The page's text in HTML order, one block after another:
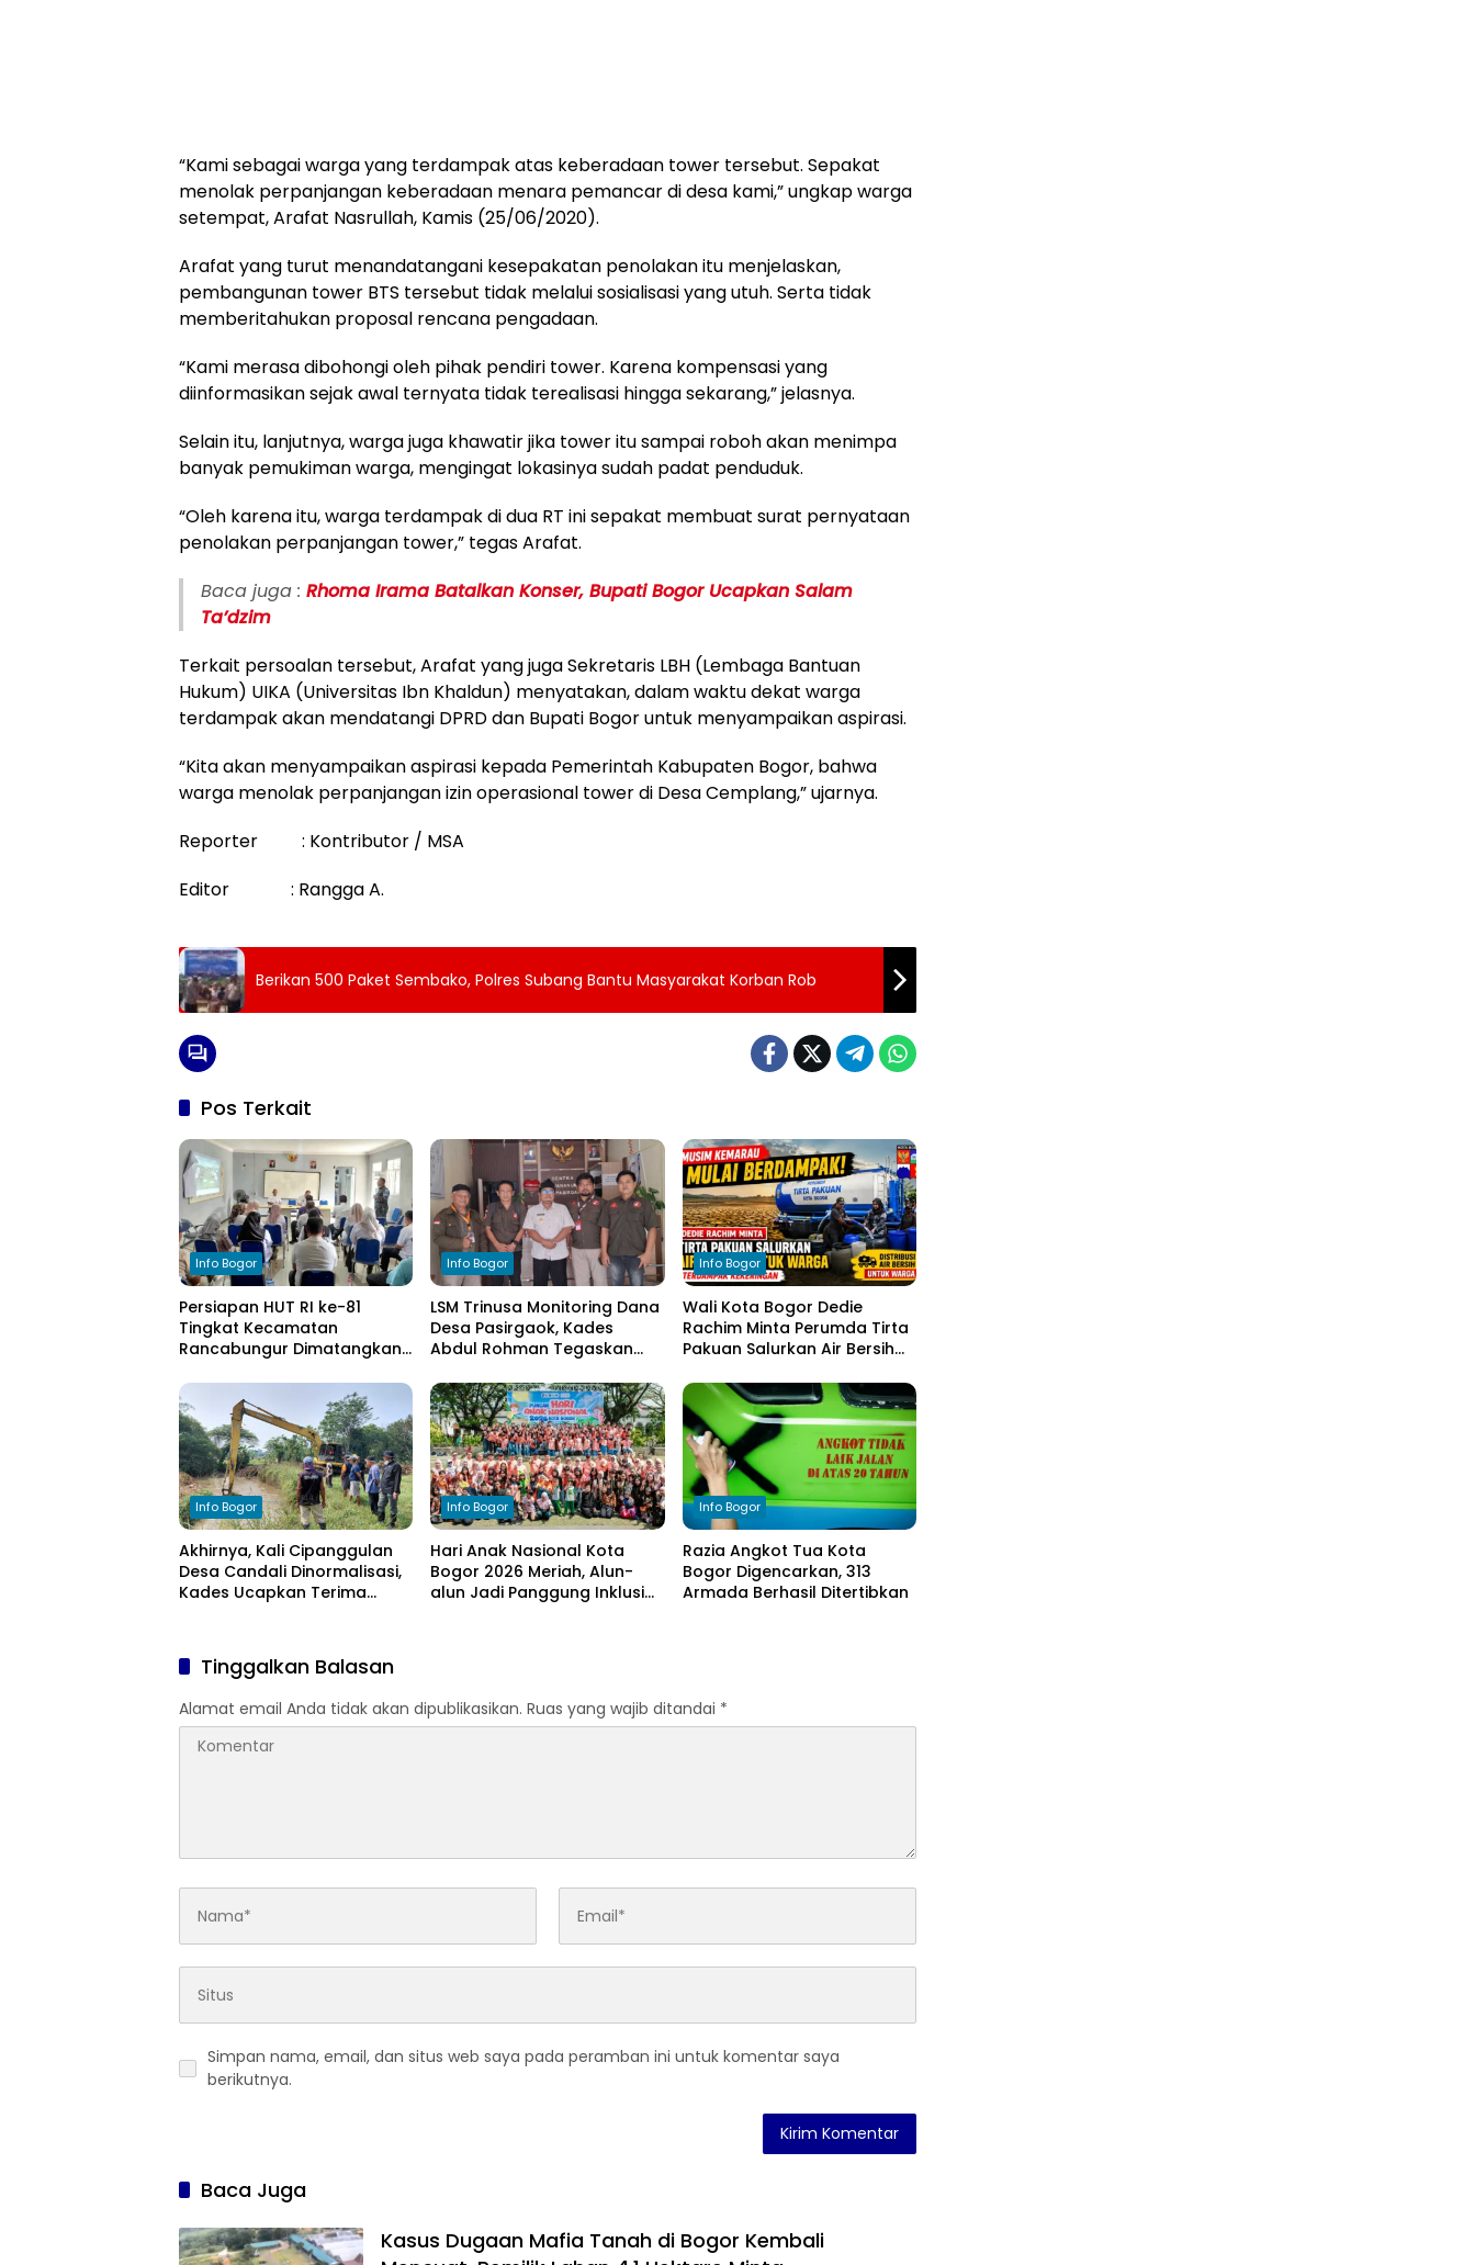
“Kami sebagai warga yang terdampak atas keberadaan tower tersebut. Sepakat
menolak perpanjangan keberadaan menara pemancar di desa kami,” ungkap warga
setempat, Arafat Nasrullah, Kamis (25/06/2020).
Arafat yang turut menandatangani kesepakatan penolakan itu menjelaskan,
pembangunan tower BTS tersebut tidak melalui sosialisasi yang utuh. Serta tidak
memberitahukan proposal rencana pengadaan.
“Kami merasa dibohongi oleh pihak pendiri tower. Karena kompensasi yang
diinformasikan sejak awal ternyata tidak terealisasi hingga sekarang,” jelasnya.
Selain itu, lanjutnya, warga juga khawatir jika tower itu sampai roboh akan menimpa
banyak pemukiman warga, mengingat lokasinya sudah padat penduduk.
“Oleh karena itu, warga terdampak di dua RT ini sepakat membuat surat pernyataan
penolakan perpanjangan tower,” tegas Arafat.
Baca juga : Rhoma Irama Batalkan Konser, Bupati Bogor Ucapkan Salam
Ta’dzim
Terkait persoalan tersebut, Arafat yang juga Sekretaris LBH (Lembaga Bantuan
Hukum) UIKA (Universitas Ibn Khaldun) menyatakan, dalam waktu dekat warga
terdampak akan mendatangi DPRD dan Bupati Bogor untuk menyampaikan aspirasi.
“Kita akan menyampaikan aspirasi kepada Pemerintah Kabupaten Bogor, bahwa
warga menolak perpanjangan izin operasional tower di Desa Cemplang,” ujarnya.
Reporter : Kontributor / MSA
Editor : Rangga A.
Berikan 500 Paket Sembako, Polres Subang Bantu Masyarakat Korban Rob
Pos Terkait
Info Bogor
Persiapan HUT RI ke-81
Tingkat Kecamatan
Rancabungur Dimatangkan
Seluruh Elemen Masyarakat
Info Bogor
LSM Trinusa Monitoring Dana
Desa Pasirgaok, Kades
Abdul Rohman Tegaskan
Pengelolaan Anggaran
Info Bogor
Wali Kota Bogor Dedie
Rachim Minta Perumda Tirta
Pakuan Salurkan Air Bersih
Kekeringan
Info Bogor
Akhirnya, Kali Cipanggulan
Desa Candali Dinormalisasi,
Kades Ucapkan Terima
Info Bogor
Hari Anak Nasional Kota
Bogor 2026 Meriah, Alun-
alun Jadi Panggung Inklusi
Info Bogor
Razia Angkot Tua Kota
Bogor Digencarkan, 313
Armada Berhasil Ditertibkan
Tinggalkan Balasan
Alamat email Anda tidak akan dipublikasikan. Ruas yang wajib ditandai *
Simpan nama, email, dan situs web saya pada peramban ini untuk komentar saya
berikutnya.
Baca Juga
Kasus Dugaan Mafia Tanah di Bogor Kembali